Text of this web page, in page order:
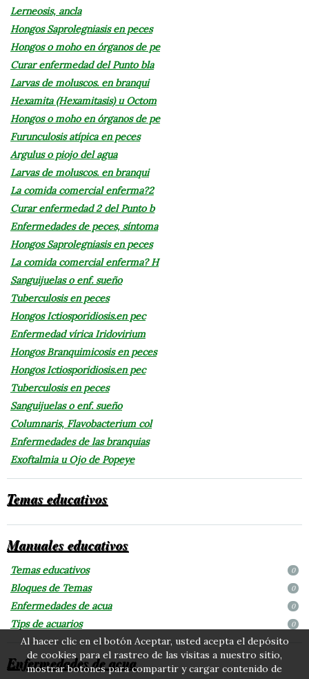
Lerneosis, ancla
Hongos Saprolegniasis en peces
Hongos o moho en órganos de pe
Curar enfermedad del Punto bla
Larvas de moluscos. en branqui
Hexamita (Hexamitasis) u Octom
Hongos o moho en órganos de pe
Furunculosis atípica en peces
Argulus o piojo del agua
Larvas de moluscos. en branqui
La comida comercial enferma?2
Curar enfermedad 2 del Punto b
Enfermedades de peces, síntoma
Hongos Saprolegniasis en peces
La comida comercial enferma? H
Sanguijuelas o enf. sueño
Tuberculosis en peces
Hongos Ictiosporidiosis.en pec
Enfermedad vírica Iridovirium
Hongos Branquimicosis en peces
Hongos Ictiosporidiosis.en pec
Tuberculosis en peces
Sanguijuelas o enf. sueño
Columnaris, Flavobacterium col
Enfermedades de las branquias
Exoftalmia u Ojo de Popeye
Temas educativos
Manuales educativos
Temas educativos 0
Bloques de Temas 0
Enfermedades de acua 0
Tips de acuarios 0
Enfermedades de acua
Al hacer clic en el botón Aceptar, usted acepta el depósito
de cookies para el rastreo de las visitas a nuestro sitio,
mostrar botones para compartir y cargar contenido de